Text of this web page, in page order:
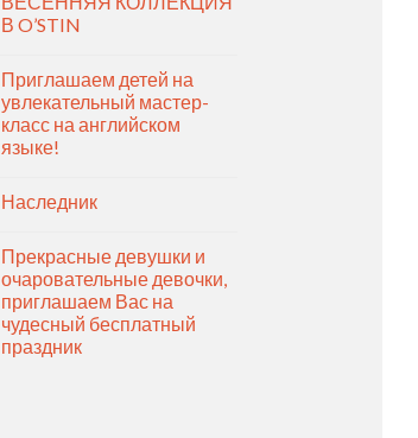
В O’STIN
Приглашаем детей на
увлекательный мастер-
класс на английском
языке!
Наследник
Прекрасные девушки и
очаровательные девочки,
приглашаем Вас на
чудесный бесплатный
праздник